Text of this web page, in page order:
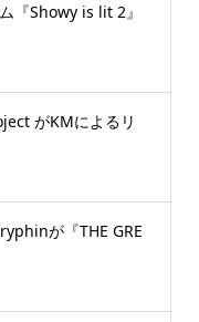
『Showy is lit 2』
がKMによるリ
が『THE GRE